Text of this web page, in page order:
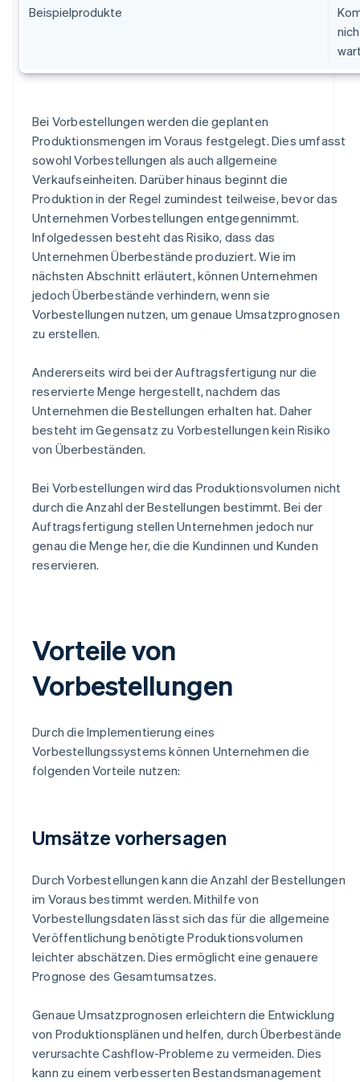
Beispielprodukte
Bei Vorbestellungen werden die geplanten
Produktionsmengen im Voraus festgelegt. Dies umfasst
sowohl Vorbestellungen als auch allgemeine
Verkaufseinheiten. Darüber hinaus beginnt die
Produktion in der Regel zumindest teilweise, bevor das
Unternehmen Vorbestellungen entgegennimmt.
Infolgedessen besteht das Risiko, dass das
Unternehmen Überbestände produziert. Wie im
nächsten Abschnitt erläutert, können Unternehmen
jedoch Überbestände verhindern, wenn sie
Vorbestellungen nutzen, um genaue Umsatzprognosen
zu erstellen.
Andererseits wird bei der Auftragsfertigung nur die
reservierte Menge hergestellt, nachdem das
Unternehmen die Bestellungen erhalten hat. Daher
besteht im Gegensatz zu Vorbestellungen kein Risiko
von Überbeständen.
Bei Vorbestellungen wird das Produktionsvolumen nicht
durch die Anzahl der Bestellungen bestimmt. Bei der
Auftragsfertigung stellen Unternehmen jedoch nur
genau die Menge her, die die Kundinnen und Kunden
reservieren.
Vorteile von
Vorbestellungen
Durch die Implementierung eines
Vorbestellungssystems können Unternehmen die
folgenden Vorteile nutzen:
Umsätze vorhersagen
Durch Vorbestellungen kann die Anzahl der Bestellungen
im Voraus bestimmt werden. Mithilfe von
Vorbestellungsdaten lässt sich das für die allgemeine
Veröffentlichung benötigte Produktionsvolumen
leichter abschätzen. Dies ermöglicht eine genauere
Prognose des Gesamtumsatzes.
Genaue Umsatzprognosen erleichtern die Entwicklung
von Produktionsplänen und helfen, durch Überbestände
verursachte Cashflow-Probleme zu vermeiden. Dies
kann zu einem verbesserten Bestandsmanagement